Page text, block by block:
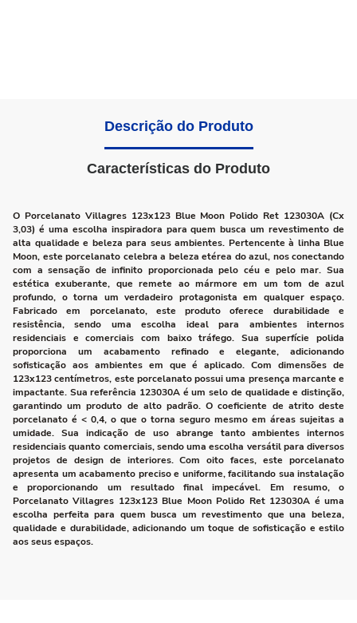
Descrição do Produto
Características do Produto
O Porcelanato Villagres 123x123 Blue Moon Polido Ret 123030A (Cx
3,03) é uma escolha inspiradora para quem busca um revestimento de
alta qualidade e beleza para seus ambientes. Pertencente à linha Blue
Moon, este porcelanato celebra a beleza etérea do azul, nos conectando
com a sensação de infinito proporcionada pelo céu e pelo mar. Sua
estética exuberante, que remete ao mármore em um tom de azul
profundo, o torna um verdadeiro protagonista em qualquer espaço.
Fabricado em porcelanato, este produto oferece durabilidade e
resistência, sendo uma escolha ideal para ambientes internos
residenciais e comerciais com baixo tráfego. Sua superfície polida
proporciona um acabamento refinado e elegante, adicionando
sofisticação aos ambientes em que é aplicado. Com dimensões de
123x123 centímetros, este porcelanato possui uma presença marcante e
impactante. Sua referência 123030A é um selo de qualidade e distinção,
garantindo um produto de alto padrão. O coeficiente de atrito deste
porcelanato é < 0,4, o que o torna seguro mesmo em áreas sujeitas a
umidade. Sua indicação de uso abrange tanto ambientes internos
residenciais quanto comerciais, sendo uma escolha versátil para diversos
projetos de design de interiores. Com oito faces, este porcelanato
apresenta um acabamento preciso e uniforme, facilitando sua instalação
e proporcionando um resultado final impecável. Em resumo, o
Porcelanato Villagres 123x123 Blue Moon Polido Ret 123030A é uma
escolha perfeita para quem busca um revestimento que una beleza,
qualidade e durabilidade, adicionando um toque de sofisticação e estilo
aos seus espaços.